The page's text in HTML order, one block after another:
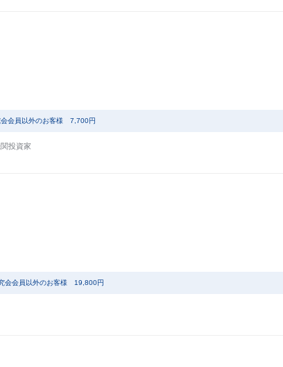
会員以外のお客様 7,700円
投資家
会会員以外のお客様 19,800円